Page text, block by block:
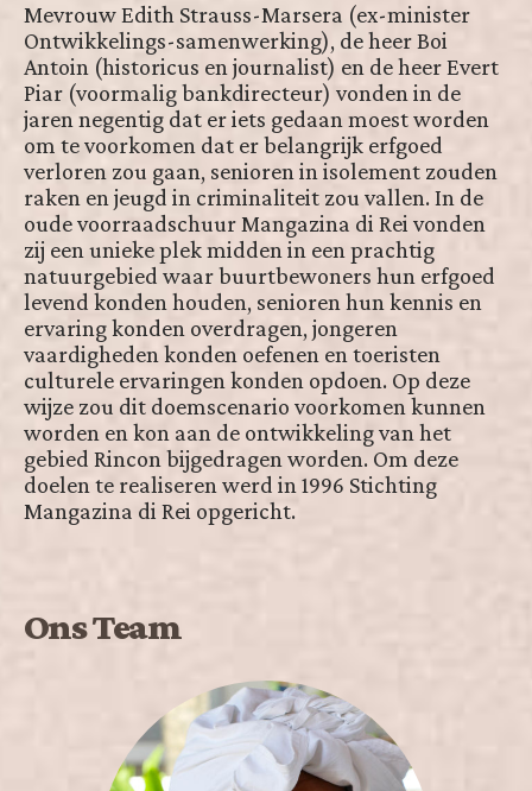
Mevrouw Edith Strauss-Marsera (ex-minister
Ontwikkelings-samenwerking), de heer Boi
Antoin (historicus en journalist) en de heer Evert
Piar (voormalig bankdirecteur) vonden in de
jaren negentig dat er iets gedaan moest worden
om te voorkomen dat er belangrijk erfgoed
verloren zou gaan, senioren in isolement zouden
raken en jeugd in criminaliteit zou vallen. In de
oude voorraadschuur Mangazina di Rei vonden
zij een unieke plek midden in een prachtig
natuurgebied waar buurtbewoners hun erfgoed
levend konden houden, senioren hun kennis en
ervaring konden overdragen, jongeren
vaardigheden konden oefenen en toeristen
culturele ervaringen konden opdoen. Op deze
wijze zou dit doemscenario voorkomen kunnen
worden en kon aan de ontwikkeling van het
gebied Rincon bijgedragen worden. Om deze
doelen te realiseren werd in 1996 Stichting
Mangazina di Rei opgericht.
Ons Team